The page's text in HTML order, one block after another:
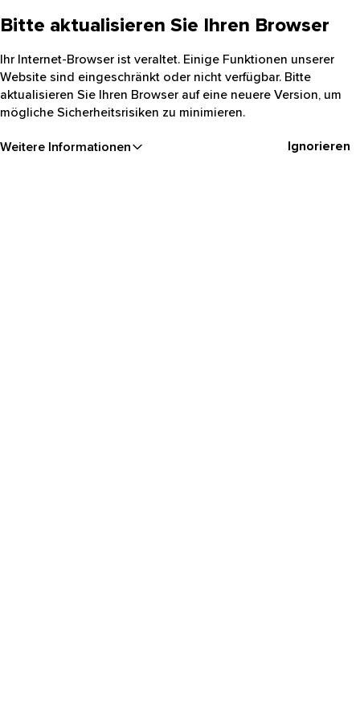
Bitte aktualisieren Sie Ihren Browser
Ihr Internet-Browser ist veraltet. Einige Funktionen unserer
Website sind eingeschränkt oder nicht verfügbar. Bitte
aktualisieren Sie Ihren Browser auf eine neuere Version, um
mögliche Sicherheitsrisiken zu minimieren.
Weitere Informationen Ignorieren